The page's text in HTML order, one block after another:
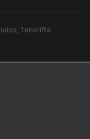
Teneriffa